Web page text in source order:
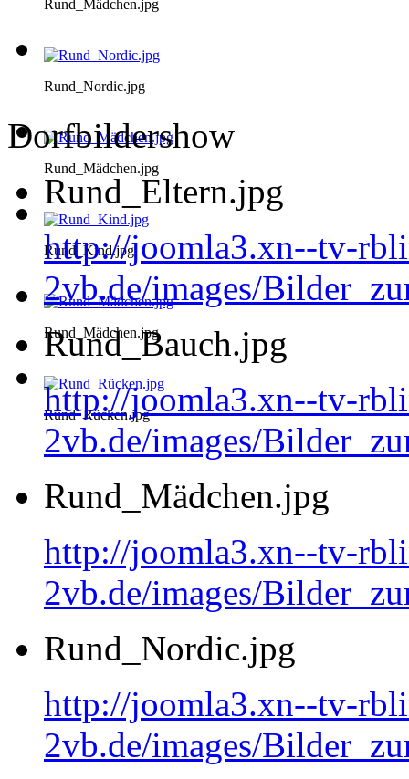
Rund_Mädchen.jpg
Rund_Nordic.jpg
Rund_Mädchen.jpg
Rund_Kind.jpg
Rund_Mädchen.jpg
Rund_Rücken.jpg
Dorfbildershow
Rund_Eltern.jpg
http://joomla3.xn--tv-
2vb.de/images/
Rund_Bauch.jpg
http://joomla3.xn--tv-
2vb.de/images/
Rund_Mädchen.jpg
http://joomla3.xn--tv-
2vb.de/images/
Rund_Nordic.jpg
http://joomla3.xn--tv-
2vb.de/images/